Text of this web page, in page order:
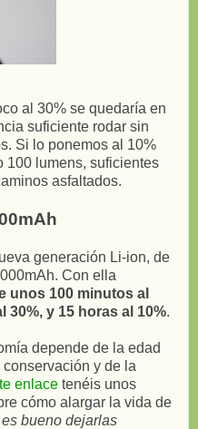
al 30% se quedaría en
suficiente rodar sin
Si lo ponemos al 10%
100 lumens, suficientes
asfaltados.
generación Li-ion, de
Con ella
unos 100 minutos al
30%, y 15 horas al 10%.
depende de la edad
y de la
enlace tenéis unos
cómo alargar la vida de
bueno dejarlas